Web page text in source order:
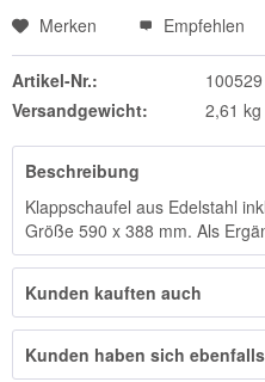
Merken Empfehlen
Artikel-Nr.:
100529
Versandgewicht:
2,61 kg
Beschreibung
Klappschaufel aus Edelstahl
Größe 590 x 388 mm. Als
Kunden kauften auch
Kunden haben sich